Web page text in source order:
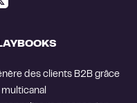
des clients B2B grâce
multicanal